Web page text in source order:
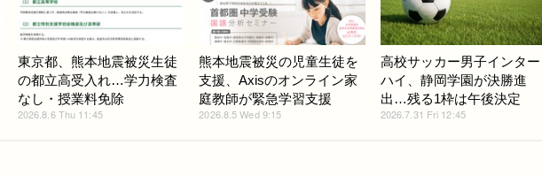
東京都、熊本地震被災生徒
の都立高受入れ…学力検査
なし・授業料免除
2026.8.6 Thu 11:45
熊本地震被災の児童生徒を
支援、Axisのオンライン家
庭教師が緊急学習支援
2026.8.5 Wed 9:15
高校サッカー男子インター
ハイ、静岡学園が決勝進
出…残る1枠は午後決定
2026.7.31 Fri 12:45